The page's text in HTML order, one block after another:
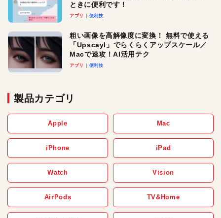
ときに便利です！
アプリ 便利技
粗い画像を高解像度に変換！ 無料で使える
「Upscayl」でらくらくアップスケール／
Macで速攻！AI活用テク
アプリ 便利技
製品カテゴリ
Apple Mac
iPhone iPad
Watch Vision
AirPods TV&Home